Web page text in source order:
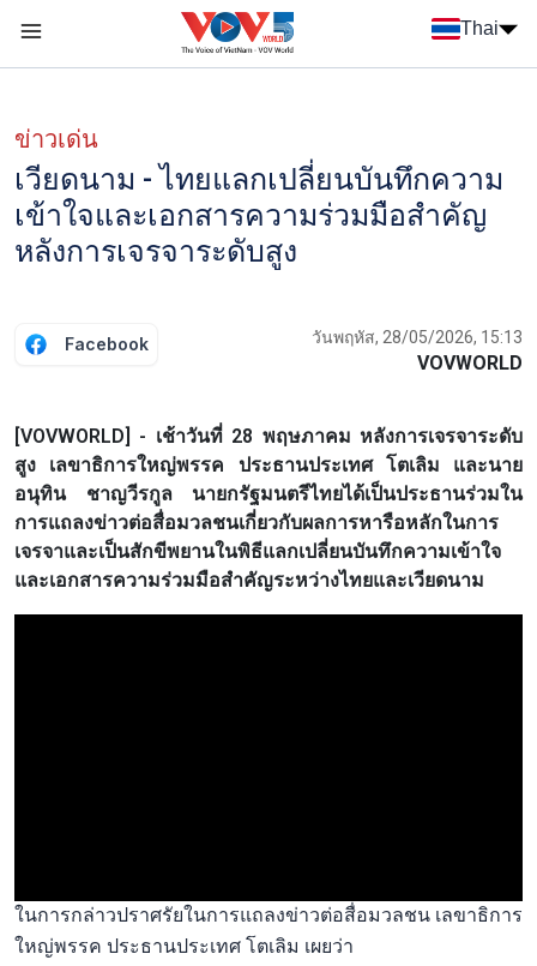
Thai
ข่าวเด่น
เวียดนาม - ไทยแลกเปลี่ยนบันทึกความ
เข้าใจและเอกสารความร่วมมือสำคัญ
หลังการเจรจาระดับสูง
Facebook วันพฤหัส, 28/05/2026, 15:13
VOVWORLD
[VOVWORLD] - เช้าวันที่ 28 พฤษภาคม หลังการเจรจาระดับ
สูง เลขาธิการใหญ่พรรค ประธานประเทศ โตเลิม และนาย
อนุทิน ชาญวีรกูล นายกรัฐมนตรีไทยได้เป็นประธานร่วมใน
การแถลงข่าวต่อสื่อมวลชนเกี่ยวกับผลการหารือหลักในการ
เจรจาและเป็นสักขีพยานในพิธีแลกเปลี่ยนบันทึกความเข้าใจ
และเอกสารความร่วมมือสำคัญระหว่างไทยและเวียดนาม
ในการกล่าวปราศรัยในการแถลงข่าวต่อสื่อมวลชน เลขาธิการ
ใหญ่พรรค ประธานประเทศ โตเลิม เผยว่า